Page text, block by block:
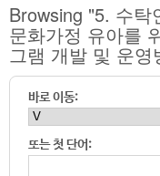
Browsing "5. 수
문화가정 유아를
그램 개발 및 운영
바로 이동:
또는 첫 단어: